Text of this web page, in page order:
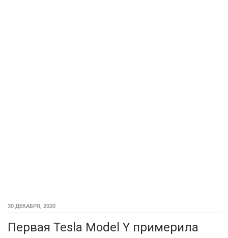
30 ДЕКАБРЯ, 2020
Первая Tesla Model Y примерила